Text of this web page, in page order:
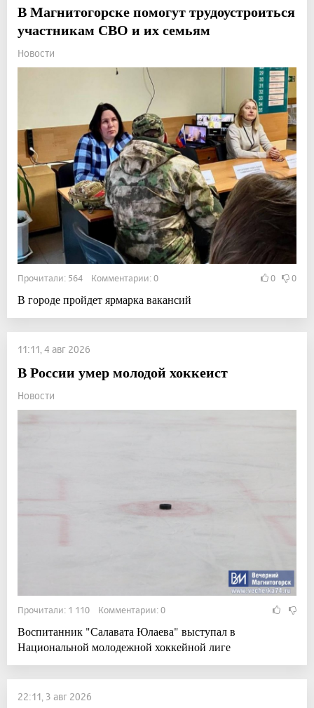
В Магнитогорске помогут трудоустроиться
участникам СВО и их семьям
Новости
Прочитали: 564 Комментарии: 0 0 0
В городе пройдет ярмарка вакансий
11:11, 4 авг 2026
В России умер молодой хоккеист
Новости
Прочитали: 1 110 Комментарии: 0
Воспитанник "Салавата Юлаева" выступал в
Национальной молодежной хоккейной лиге
22:11, 3 авг 2026